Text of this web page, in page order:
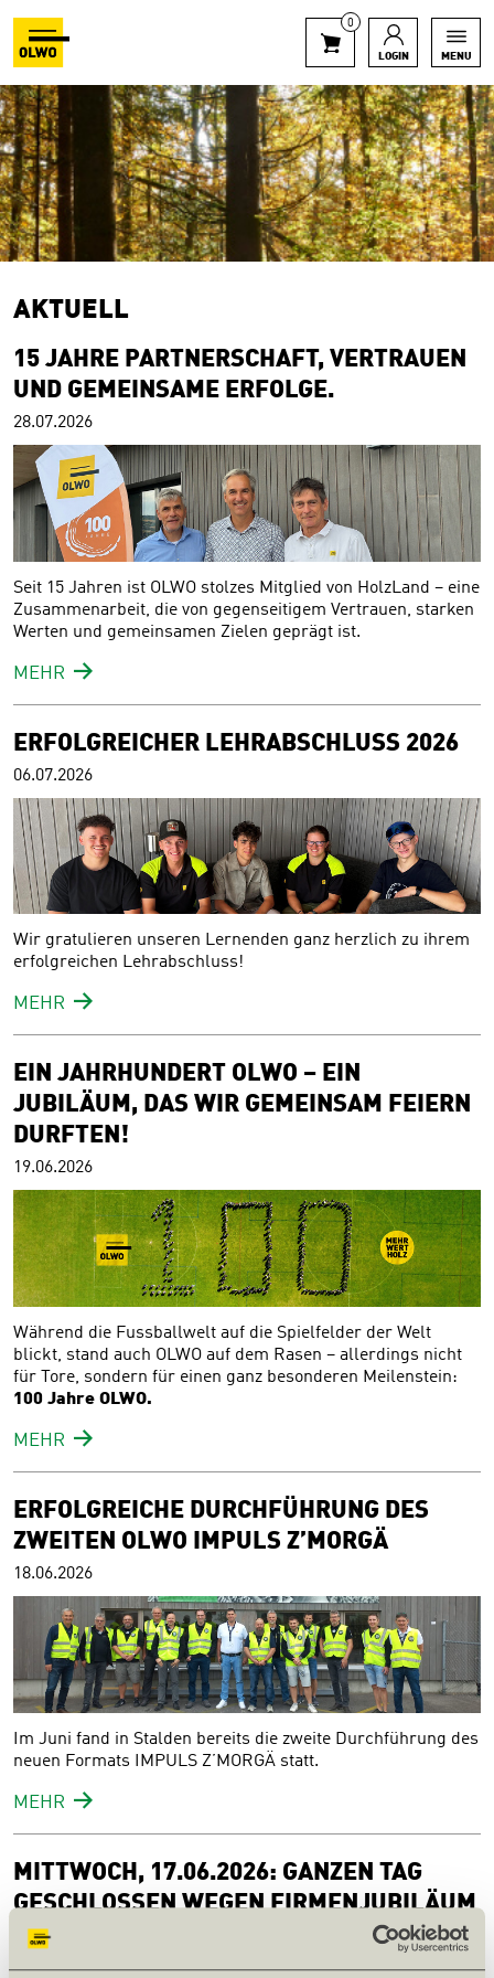
0
LOGIN MENU
AKTUELL
15 JAHRE PARTNERSCHAFT, VERTRAUEN
UND GEMEINSAME ERFOLGE.
28.07.2026
Seit 15 Jahren ist OLWO stolzes Mitglied von HolzLand – eine
Zusammenarbeit, die von gegenseitigem Vertrauen, starken
Werten und gemeinsamen Zielen geprägt ist.
MEHR
ERFOLGREICHER LEHRABSCHLUSS 2026
06.07.2026
Wir gratulieren unseren Lernenden ganz herzlich zu ihrem
erfolgreichen Lehrabschluss!
MEHR
EIN JAHRHUNDERT OLWO – EIN
JUBILÄUM, DAS WIR GEMEINSAM FEIERN
DURFTEN!
19.06.2026
Während die Fussballwelt auf die Spielfelder der Welt
blickt, stand auch OLWO auf dem Rasen – allerdings nicht
für Tore, sondern für einen ganz besonderen Meilenstein:
100 Jahre OLWO.
MEHR
ERFOLGREICHE DURCHFÜHRUNG DES
ZWEITEN OLWO IMPULS Z’MORGÄ
18.06.2026
Im Juni fand in Stalden bereits die zweite Durchführung des
neuen Formats IMPULS Z’MORGÄ statt.
MEHR
MITTWOCH, 17.06.2026: GANZEN TAG
GESCHLOSSEN WEGEN FIRMENJUBILÄUM
28.05.2026